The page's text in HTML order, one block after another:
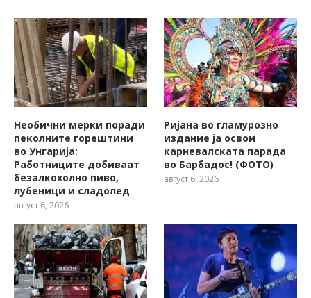
Необични мерки поради
пеколните горештини
во Унгарија:
Работниците добиваат
безалкохолно пиво,
лубеници и сладолед
август 6, 2026
Ријана во гламурозно
издание ја освои
карневалската парада
во Барбадос! (ФОТО)
август 6, 2026